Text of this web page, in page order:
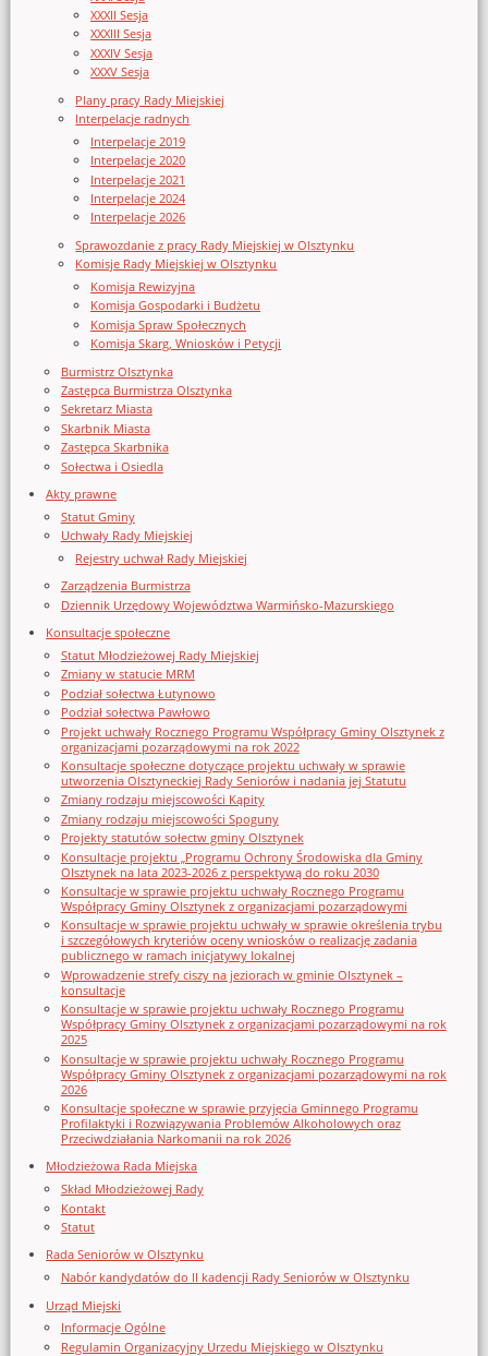
XXXII Sesja
XXXIII Sesja
XXXIV Sesja
XXXV Sesja
Plany pracy Rady Miejskiej
Interpelacje radnych
Interpelacje 2019
Interpelacje 2020
Interpelacje 2021
Interpelacje 2024
Interpelacje 2026
Sprawozdanie z pracy Rady Miejskiej w Olsztynku
Komisje Rady Miejskiej w Olsztynku
Komisja Rewizyjna
Komisja Gospodarki i Budżetu
Komisja Spraw Społecznych
Komisja Skarg, Wniosków i Petycji
Burmistrz Olsztynka
Zastępca Burmistrza Olsztynka
Sekretarz Miasta
Skarbnik Miasta
Zastępca Skarbnika
Sołectwa i Osiedla
Akty prawne
Statut Gminy
Uchwały Rady Miejskiej
Rejestry uchwał Rady Miejskiej
Zarządzenia Burmistrza
Dziennik Urzędowy Województwa Warmińsko-Mazurskiego
Konsultacje społeczne
Statut Młodzieżowej Rady Miejskiej
Zmiany w statucie MRM
Podział sołectwa Łutynowo
Podział sołectwa Pawłowo
Projekt uchwały Rocznego Programu Współpracy Gminy Olsztynek z
organizacjami pozarządowymi na rok 2022
Konsultacje społeczne dotyczące projektu uchwały w sprawie
utworzenia Olsztyneckiej Rady Seniorów i nadania jej Statutu
Zmiany rodzaju miejscowości Kąpity
Zmiany rodzaju miejscowości Spoguny
Projekty statutów sołectw gminy Olsztynek
Konsultacje projektu „Programu Ochrony Środowiska dla Gminy
Olsztynek na lata 2023-2026 z perspektywą do roku 2030
Konsultacje w sprawie projektu uchwały Rocznego Programu
Współpracy Gminy Olsztynek z organizacjami pozarządowymi
Konsultacje w sprawie projektu uchwały w sprawie określenia trybu
i szczegółowych kryteriów oceny wniosków o realizację zadania
publicznego w ramach inicjatywy lokalnej
Wprowadzenie strefy ciszy na jeziorach w gminie Olsztynek –
konsultacje
Konsultacje w sprawie projektu uchwały Rocznego Programu
Współpracy Gminy Olsztynek z organizacjami pozarządowymi na rok
2025
Konsultacje w sprawie projektu uchwały Rocznego Programu
Współpracy Gminy Olsztynek z organizacjami pozarządowymi na rok
2026
Konsultacje społeczne w sprawie przyjęcia Gminnego Programu
Profilaktyki i Rozwiązywania Problemów Alkoholowych oraz
Przeciwdziałania Narkomanii na rok 2026
Młodzieżowa Rada Miejska
Skład Młodzieżowej Rady
Kontakt
Statut
Rada Seniorów w Olsztynku
Nabór kandydatów do II kadencji Rady Seniorów w Olsztynku
Urząd Miejski
Informacje Ogólne
Regulamin Organizacyjny Urzedu Miejskiego w Olsztynku